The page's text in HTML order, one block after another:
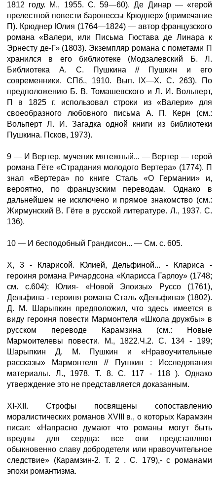
1812 году. М., 1955. С. 59—60). Де Динар — «герой
прелестной повести баронессы Крюднер» (примечание
П). Крюднер Юлия (1764—1824) — автор французского
романа «Валери, или Письма Гюстава де Линара к
Эрнесту де-Г» (1803). Экземпляр романа с пометами П
хранился в его библиотеке (Модзалевский Б. Л.
Библиотека А. С. Пушкина // Пушкин и его
современники. СПб., 1910. Вып. IX—X. С. 263). По
предположению Б. В. Томашевского и Л. И. Вольперт,
П в 1825 г. использовал строки из «Валери» для
своеобразного любовного письма А. П. Керн (см.:
Вольперт Л. И. Загадка одной книги из библиотеки
Пушкина. Псков, 1973).
9 — И Вертер, мученик мятежный... — Вертер — герой
романа Гёте «Страдания молодого Вертера» (1774). П
знал «Вертера» по книге Сталь «О Германии» и,
вероятно, по французским переводам. Однако в
дальнейшем не исключено и прямое знакомство (см.:
Жирмунский В. Гёте в русской литературе. Л., 1937. С.
136).
10 — И бесподобный Грандисон... — См. с. 605.
Х, 3 - Кларисой. Юлией, Дельфиной... - Клариса -
героиня романа Ричардсона «Кларисса Гарлоу» (1748;
см. с.604); Юлия- «Новой Элоизы» Руссо (1761),
Дельфина - героиня романа Сталь «Дельфина» (1802).
Д. М. Шарыпкин предположил, что здесь имеется в
виду героиня повести Мармонтеля «Школа дружбы» в
русском переводе Карамзина (см.: Новые
Мармоителевы повести. М., 1822.Ч.2. С. 134 - 199;
Шарыпкин Д. М. Пушкин и «Нравоучительные
рассказы» Мармонтеля // Пушкин : Исследования
материалы. Л., 1978. Т. 8. С. 117 - 118 ). Однако
утверждение это не представляется доказанным.
XI-XII. Строфы посвящены сопоставлению
моралистических романов XVIII в., о которых Карамзин
писал: «Напрасно думают что романы могут быть
вредны для сердца: все они представляют
обыкновенно славу добродетели или нравоучительное
следствие» (Карамзин-2. Т. 2 . С. 179),- с романами
эпохи романтизма.